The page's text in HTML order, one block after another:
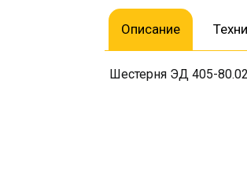
Описание
Шестерня ЭД 405-